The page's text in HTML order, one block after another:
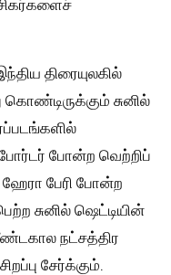
திரையுலகில்
சுனில்
போன்ற வெற்றிப்
ஹேரா பேரி போன்ற
சுனில் ஷெட்டியின்
நட்சத்திர
சேர்க்கும்.